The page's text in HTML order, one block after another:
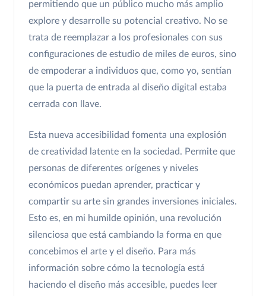
permitiendo que un público mucho más amplio
explore y desarrolle su potencial creativo. No se
trata de reemplazar a los profesionales con sus
configuraciones de estudio de miles de euros, sino
de empoderar a individuos que, como yo, sentían
que la puerta de entrada al diseño digital estaba
cerrada con llave.
Esta nueva accesibilidad fomenta una explosión
de creatividad latente en la sociedad. Permite que
personas de diferentes orígenes y niveles
económicos puedan aprender, practicar y
compartir su arte sin grandes inversiones iniciales.
Esto es, en mi humilde opinión, una revolución
silenciosa que está cambiando la forma en que
concebimos el arte y el diseño. Para más
información sobre cómo la tecnología está
haciendo el diseño más accesible, puedes leer